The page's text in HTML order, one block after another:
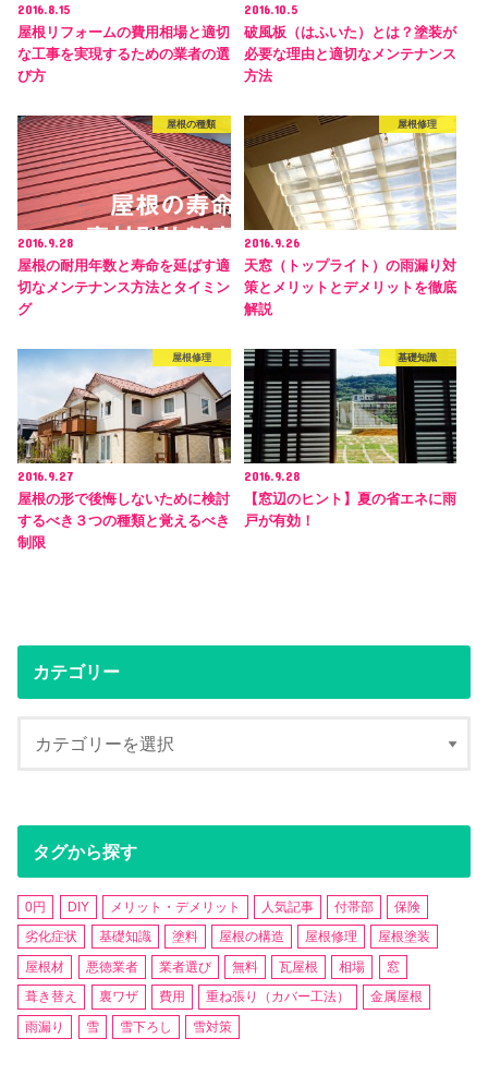
2016.8.15
屋根リフォームの費用相場と適切
な工事を実現するための業者の選
び方
2016.10.5
破風板（はふいた）とは？塗装が
必要な理由と適切なメンテナンス
方法
屋根の種類
2016.9.28
屋根の耐用年数と寿命を延ばす適
切なメンテナンス方法とタイミン
グ
屋根修理
2016.9.26
天窓（トップライト）の雨漏り対
策とメリットとデメリットを徹底
解説
屋根修理
2016.9.27
屋根の形で後悔しないために検討
するべき３つの種類と覚えるべき
制限
基礎知識
2016.9.28
【窓辺のヒント】夏の省エネに雨
戸が有効！
カテゴリー
タグから探す
0円 DIY メリット・デメリット 人気記事 付帯部
保険
劣化症状
基礎知識 塗料 屋根の構造 屋根修理
屋根塗装
屋根材
悪徳業者 業者選び 無料 瓦屋根 相場
窓
葺き替え
裏ワザ 費用 重ね張り（カバー工法）
金属屋根
雨漏り
雪 雪下ろし 雪対策